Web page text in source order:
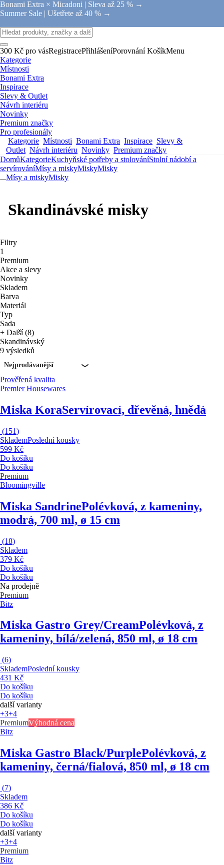
Bonami Extra × Micadoni | Sleva až 25 % →
Summer Sale | Ušetřete až 40 % →
300 Kč pro vásRegistracePřihlášeníPorovnání KošíkMenu
Kategorie
Místnosti
Bonami Extra
Inspirace
Slevy & Outlet
Návrh interiéru
Novinky
Premium značky
Pro profesionály
Kategorie Místnosti Bonami Extra Inspirace Slevy &
Outlet Návrh interiéru Novinky Premium značky
DomůKategorieKuchyňské potřeby a stolováníStolní nádobí a
servírováníMísy a miskyMiskyMisky
...Mísy a miskyMisky
Skandinávské misky
Filtry
1
Premium
Akce a slevy
Novinky
Skladem
Barva
Materiál
Typ
Sada
+ Další (8)
Skandinávský
9 výsledků
Nejprodávanější
Prověřená kvalita
Premier Housewares
Miska KoraServírovací, dřevěná, hnědá
(151)
SklademPoslední kousky
599 Kč
Do košíku
Do košíku
Premium
Bloomingville
Miska SandrinePolévková, z kameniny,
modrá, 700 ml, ø 15 cm
(18)
Skladem
379 Kč
Do košíku
Do košíku
Na prodejně
Premium
Bitz
Miska Gastro Grey/CreamPolévková, z
kameniny, bílá/zelená, 850 ml, ø 18 cm
(6)
SklademPoslední kousky
431 Kč
Do košíku
Do košíku
další varianty
+3+4
PremiumVýhodná cena
Bitz
Miska Gastro Black/PurplePolévková, z
kameniny, černá/fialová, 850 ml, ø 18 cm
(7)
Skladem
386 Kč
Do košíku
Do košíku
další varianty
+3+4
Premium
Bitz